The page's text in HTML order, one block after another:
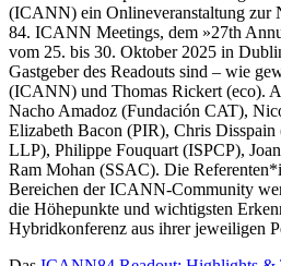
(ICANN) ein Onlineveranstaltung zur
84. ICANN Meetings, dem »27th
vom 25. bis 30. Oktober 2025 in
Gastgeber des Readouts sind – wie
(ICANN) und Thomas Rickert (eco).
Nacho Amadoz (Fundación CAT),
Elizabeth Bacon (PIR), Chris
LLP), Philippe Fouquart (ISPCP),
Ram Mohan (SSAC). Die
Bereichen der ICANN-Community
die Höhepunkte und wichtigsten
Hybridkonferenz aus ihrer jeweiligen